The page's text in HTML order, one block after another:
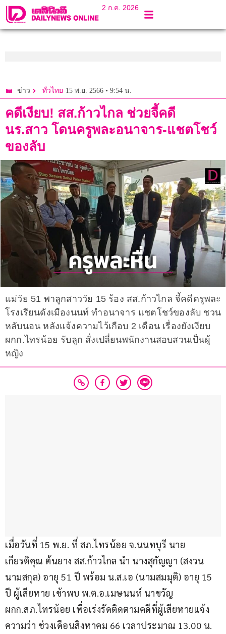
2 ก.ค. 2026
ข่าว ทั่วไทย 15 พ.ย. 2566 • 9:54 น.
คดีเงียบ! สส.ก้าวไกล ช่วยจี้คดี
นร.สาว โดนครูพละอนาจาร-แชตโชว์
ของลับ
แม่วัย 51 พาลูกสาววัย 15 ร้อง สส.ก้าวไกล จี้คดีครูพละ
โรงเรียนดังเมืองนนท์ ทำอนาจาร แชตโชว์ของลับ ชวน
หลับนอน หลังแจ้งความไว้เกือบ 2 เดือน เรื่องยังเงียบ
ผกก.ไทรน้อย รับลูก สั่งเปลี่ยนพนักงานสอบสวนเป็นผู้
หญิง
เมื่อวันที่ 15 พ.ย. ที่ สภ.ไทรน้อย จ.นนทบุรี นาย
เกียรติคุณ ต้นยาง สส.ก้าวไกล นำ นางสุกัญญา (สงวน
นามสกุล) อายุ 51 ปี พร้อม น.ส.เอ (นามสมมุติ) อายุ 15
ปี ผู้เสียหาย เข้าพบ พ.ต.อ.เมษนนท์ นาขวัญ
ผกก.สภ.ไทรน้อย เพื่อเร่งรัดติดตามคดีที่ผู้เสียหายแจ้ง
ความว่า ช่วงเดือนสิงหาคม 66 เวลาประมาณ 13.00 น.